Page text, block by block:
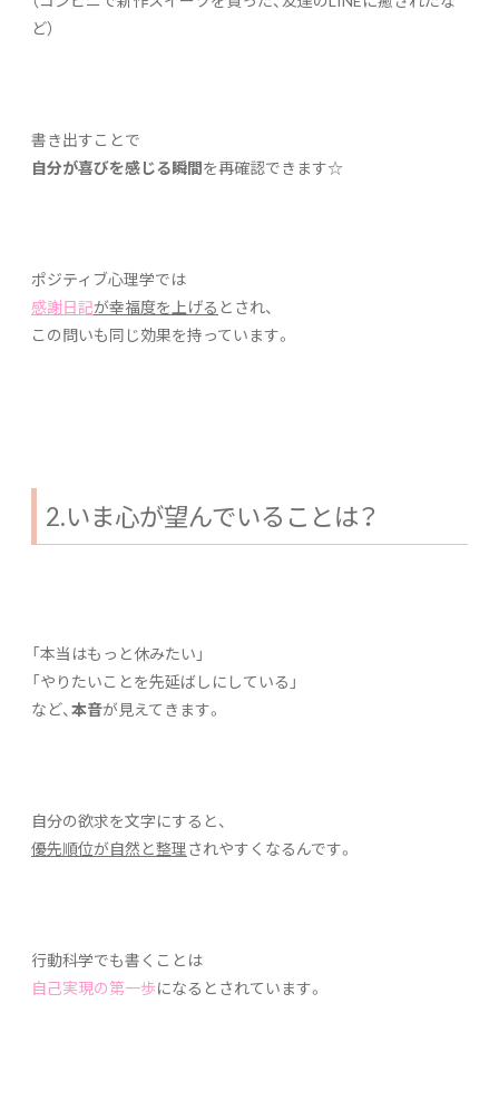
ど）
書き出すことで
自分が喜びを感じる瞬間を再確認できます☆
ポジティブ心理学では
感謝日記が幸福度を上げる とされ、
この問いも同じ効果を持っています。
2.いま心が望んでいることは？
「本当はもっと休みたい」
「やりたいことを先延ばしにしている」
など、 本音が見えてきます。
自分の欲求を文字にすると、
優先順位が自然と整理されやすくなるんです。
行動科学でも書くことは
自己実現の第一歩になるとされています。